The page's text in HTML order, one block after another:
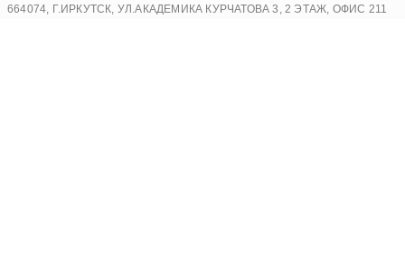
Перейти
664074, Г.ИРКУТСК, УЛ.АКАДЕМИКА КУРЧАТОВА 3, 2 ЭТАЖ, ОФИС 211